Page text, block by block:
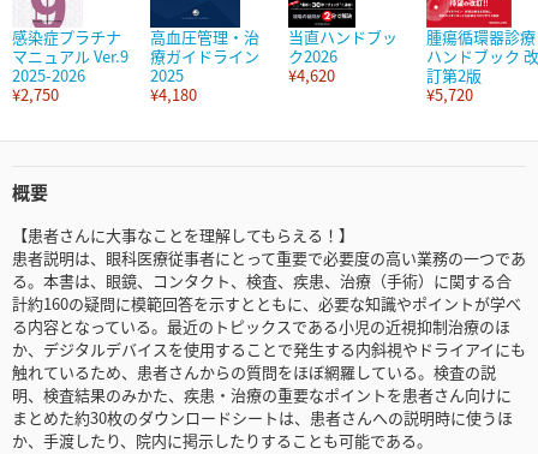
感染症プラチナ
マニュアル Ver.9
2025-2026
¥2,750
高血圧管理・治
療ガイドライン
2025
¥4,180
当直ハンドブッ
ク2026
¥4,620
腫瘍循環器診療
ハンドブック 改
訂第2版
¥5,720
概要
【患者さんに大事なことを理解してもらえる！】
患者説明は、眼科医療従事者にとって重要で必要度の高い業務の一つであ
る。本書は、眼鏡、コンタクト、検査、疾患、治療（手術）に関する合
計約160の疑問に模範回答を示すとともに、必要な知識やポイントが学べ
る内容となっている。最近のトピックスである小児の近視抑制治療のほ
か、デジタルデバイスを使用することで発生する内斜視やドライアイにも
触れているため、患者さんからの質問をほぼ網羅している。検査の説
明、検査結果のみかた、疾患・治療の重要なポイントを患者さん向けに
まとめた約30枚のダウンロードシートは、患者さんへの説明時に使うほ
か、手渡したり、院内に掲示したりすることも可能である。